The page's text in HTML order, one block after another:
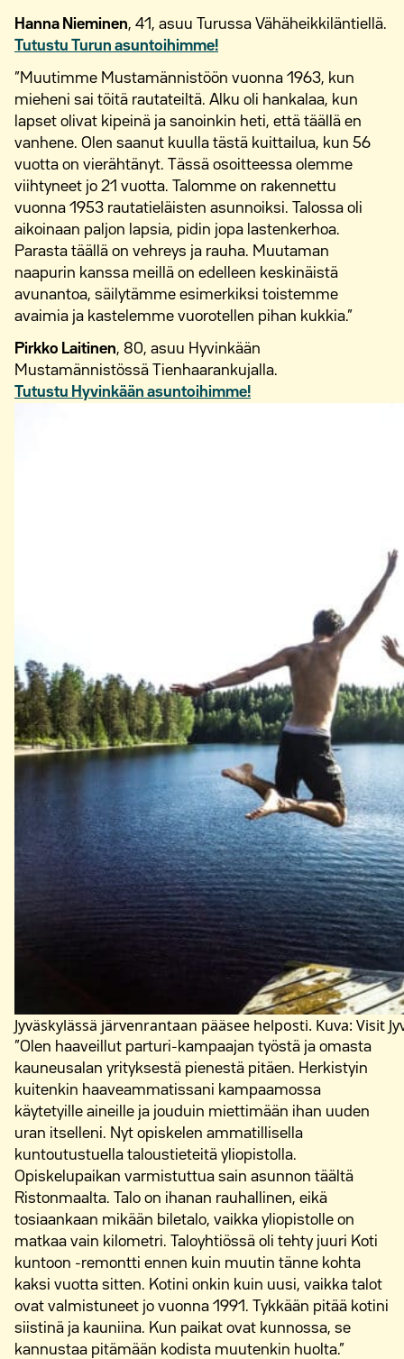
Hanna Nieminen, 41, asuu Turussa Vähäheikkiläntiellä.
Tutustu Turun asuntoihimme!
”Muutimme Mustamännistöön vuonna 1963, kun
mieheni sai töitä rautateiltä. Alku oli hankalaa, kun
lapset olivat kipeinä ja sanoinkin heti, että täällä en
vanhene. Olen saanut kuulla tästä kuittailua, kun 56
vuotta on vierähtänyt. Tässä osoitteessa olemme
viihtyneet jo 21 vuotta. Talomme on rakennettu
vuonna 1953 rautatieläisten asunnoiksi. Talossa oli
aikoinaan paljon lapsia, pidin jopa lastenkerhoa.
Parasta täällä on vehreys ja rauha. Muutaman
naapurin kanssa meillä on edelleen keskinäistä
avunantoa, säilytämme esimerkiksi toistemme
avaimia ja kastelemme vuorotellen pihan kukkia.”
Pirkko Laitinen, 80, asuu Hyvinkään
Mustamännistössä Tienhaarankujalla.
Tutustu Hyvinkään asuntoihimme!
Jyväskylässä järvenrantaan pääsee helposti. Kuva: Visit
”Olen haaveillut parturi-kampaajan työstä ja omasta
kauneusalan yrityksestä pienestä pitäen. Herkistyin
kuitenkin haaveammatissani kampaamossa
käytetyille aineille ja jouduin miettimään ihan uuden
uran itselleni. Nyt opiskelen ammatillisella
kuntoutustuella taloustieteitä yliopistolla.
Opiskelupaikan varmistuttua sain asunnon täältä
Ristonmaalta. Talo on ihanan rauhallinen, eikä
tosiaankaan mikään biletalo, vaikka yliopistolle on
matkaa vain kilometri. Taloyhtiössä oli tehty juuri Koti
kuntoon -remontti ennen kuin muutin tänne kohta
kaksi vuotta sitten. Kotini onkin kuin uusi, vaikka talot
ovat valmistuneet jo vuonna 1991. Tykkään pitää kotini
siistinä ja kauniina. Kun paikat ovat kunnossa, se
kannustaa pitämään kodista muutenkin huolta.”